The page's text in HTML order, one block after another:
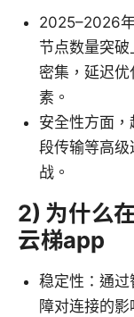
2025–2026
节点数量突
密集，延迟
素。
安全性方面
段传输等高
战。
2) 为什么
云梯app
稳定性：通
障对连接的影